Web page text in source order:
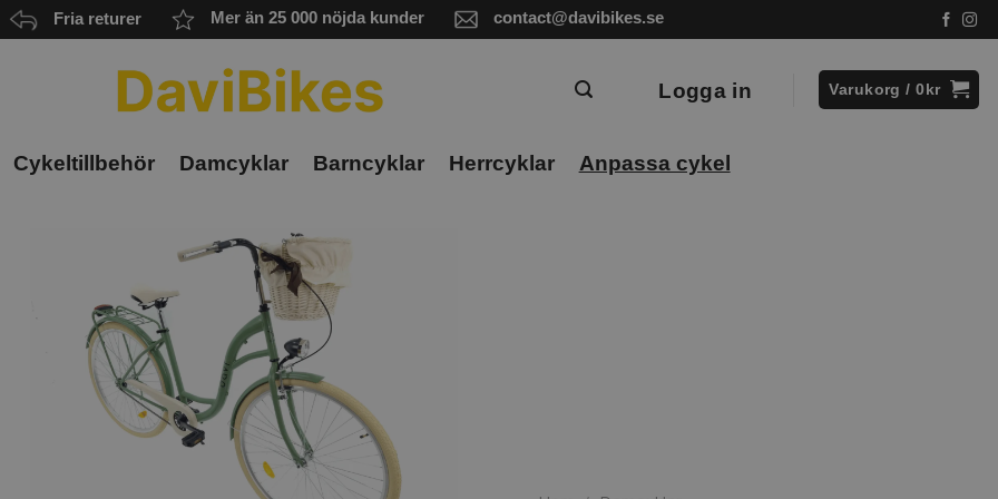
Fria returer Mer än 25 000 nöjda kunder contact@davibikes.se
Logga in Varukorg /0kr
Cykeltillbehör Damcyklar Barncyklar Herrcyklar Anpassa cykel